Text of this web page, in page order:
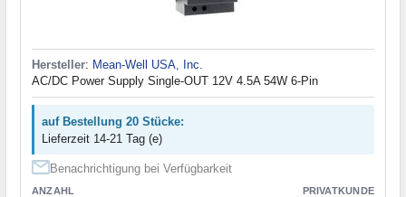
Hersteller: Mean-Well USA, Inc.
AC/DC Power Supply Single-OUT 12V 4.5A 54W 6-Pin
auf Bestellung 20 Stücke:
Lieferzeit 14-21 Tag (e)
Benachrichtigung bei Verfügbarkeit
ANZAHL PRIVATKUNDE